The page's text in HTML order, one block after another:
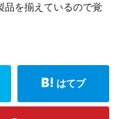
品を揃えているので覚